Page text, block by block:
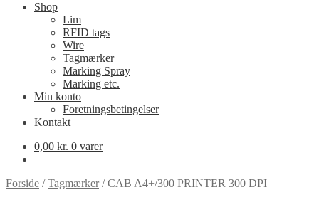
Shop
Lim
RFID tags
Wire
Tagmærker
Marking Spray
Marking etc.
Min konto
Foretningsbetingelser
Kontakt
0,00 kr. 0 varer
Forside /Tagmærker/CAB A4+/300 PRINTER 300 DPI